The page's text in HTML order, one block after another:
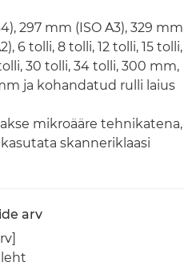
297 mm (ISO A3), 329 mm
6 tolli, 8 tolli, 12 tolli, 15 tolli,
30 tolli, 34 tolli, 300 mm,
ja kohandatud rulli laius
mikroääre tehnikatena,
skanneriklaasi
arv